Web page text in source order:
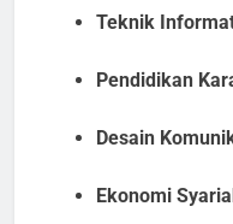
Teknik
Pendidikan
Desain
Ekonomi